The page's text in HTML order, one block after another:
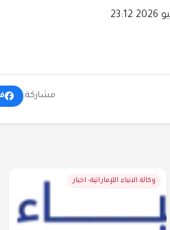
مشاركة:
وكالة الانباء اللإماراتية- اخبار